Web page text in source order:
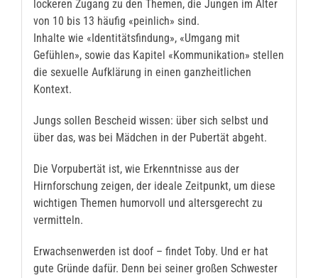
lockeren Zugang zu den Themen, die Jungen im Alter
von 10 bis 13 häufig «peinlich» sind.
Inhalte wie «Identitätsfindung», «Umgang mit
Gefühlen», sowie das Kapitel «Kommunikation» stellen
die sexuelle Aufklärung in einen ganzheitlichen
Kontext.
Jungs sollen Bescheid wissen: über sich selbst und
über das, was bei Mädchen in der Pubertät abgeht.
Die Vorpubertät ist, wie Erkenntnisse aus der
Hirnforschung zeigen, der ideale Zeitpunkt, um diese
wichtigen Themen humorvoll und altersgerecht zu
vermitteln.
Erwachsenwerden ist doof – findet Toby. Und er hat
gute Gründe dafür. Denn bei seiner großen Schwester